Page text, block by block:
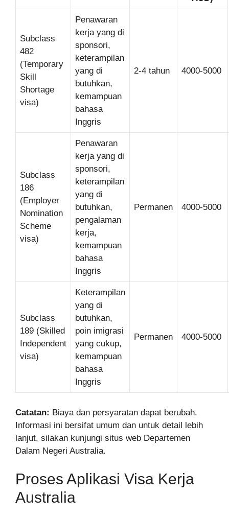
Subclass
482
(Temporary
Skill
Shortage
visa)
Penawaran
kerja yang di
sponsori,
keterampilan
yang di
butuhkan,
kemampuan
bahasa
Inggris
2-4 tahun 4000-5000
Subclass
186
(Employer
Nomination
Scheme
visa)
Penawaran
kerja yang di
sponsori,
keterampilan
yang di
butuhkan,
pengalaman
kerja,
kemampuan
bahasa
Inggris
Permanen 4000-5000
Subclass
189 (Skilled
Independent
visa)
Keterampilan
yang di
butuhkan,
poin imigrasi
yang cukup,
kemampuan
bahasa
Inggris
Permanen 4000-5000
Catatan: Biaya dan persyaratan dapat berubah.
Informasi ini bersifat umum dan untuk detail lebih
lanjut, silakan kunjungi situs web Departemen
Dalam Negeri Australia.
Proses Aplikasi Visa Kerja
Australia